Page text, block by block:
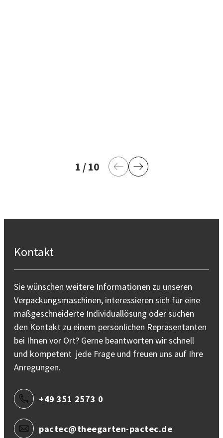
1 aktuelle Seite
/ 10letzte SeiteVorherige Seite
Nächste Seite
Kontakt
Sie wünschen weitere Informationen zu unseren
Verpackungsmaschinen, interessieren sich für eine
maßgeschneiderte Individuallösung oder suchen
den Kontakt zu einem persönlichen Repräsentanten
bei Ihnen vor Ort? Gerne beantworten wir schnell
und kompetent jede Frage und freuen uns auf Ihre
Anregungen.
+49 351 2573 0
pactec@theegarten-pactec.de